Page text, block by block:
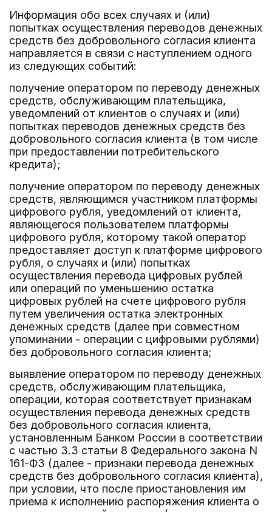
Информация обо всех случаях и (или)
попытках осуществления переводов денежных
средств без добровольного согласия клиента
направляется в связи с наступлением одного
из следующих событий:
получение оператором по переводу денежных
средств, обслуживающим плательщика,
уведомлений от клиентов о случаях и (или)
попытках переводов денежных средств без
добровольного согласия клиента (в том числе
при предоставлении потребительского
кредита);
получение оператором по переводу денежных
средств, являющимся участником платформы
цифрового рубля, уведомлений от клиента,
являющегося пользователем платформы
цифрового рубля, которому такой оператор
предоставляет доступ к платформе цифрового
рубля, о случаях и (или) попытках
осуществления перевода цифровых рублей
или операций по уменьшению остатка
цифровых рублей на счете цифрового рубля
путем увеличения остатка электронных
денежных средств (далее при совместном
упоминании - операции с цифровыми рублями)
без добровольного согласия клиента;
выявление оператором по переводу денежных
средств, обслуживающим плательщика,
операции, которая соответствует признакам
осуществления перевода денежных средств
без добровольного согласия клиента,
установленным Банком России в соответствии
с частью 3.3 статьи 8 Федерального закона N
161-ФЗ (далее - признаки перевода денежных
средств без добровольного согласия клиента),
при условии, что после приостановления им
приема к исполнению распоряжения клиента о